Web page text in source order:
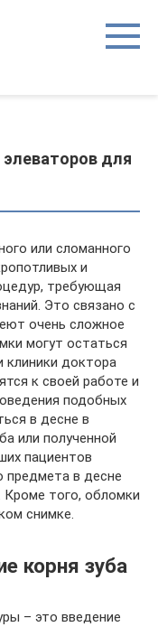
для
или сломанного
и
требующая
Это связано с
очень сложное
могут остаться
клиники доктора
к своей работе и
подобных
в десне в
или полученной
пациентов
предмета в десне
Кроме того, обломки
снимке.
корня зуба
– это введение